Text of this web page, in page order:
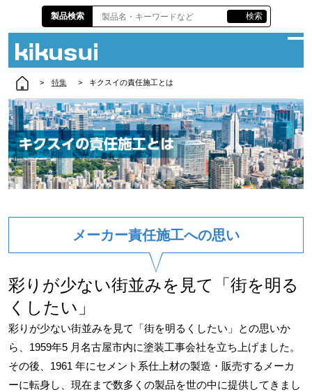
企業情報
サスティナビリティ
製品情報
各種資料
株主・投資家情報
責任施工
お問い合わせ
資料請求
よくある質問
採用情報
製品検索 検索
特集 キクスイの責任施工とは
メーカー責任施工への思い
彩りが少ない街並みを見て「街を明る
くしたい」
彩りが少ない街並みを見て「街を明るくしたい」との思いか
ら、1959年5 月名古屋市内に塗装工事会社を立ち上げました。
その後、1961 年にセメント系仕上材の製造・販売するメーカ
ーに転身し、現在まで数多くの製品を世の中に提供してきまし